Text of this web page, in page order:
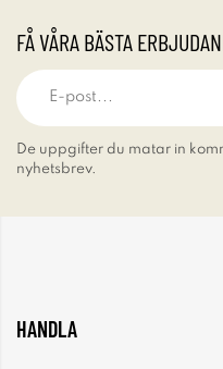
FÅ VÅRA BÄSTA
De uppgifter du matar in
nyhetsbrev.
HANDLA